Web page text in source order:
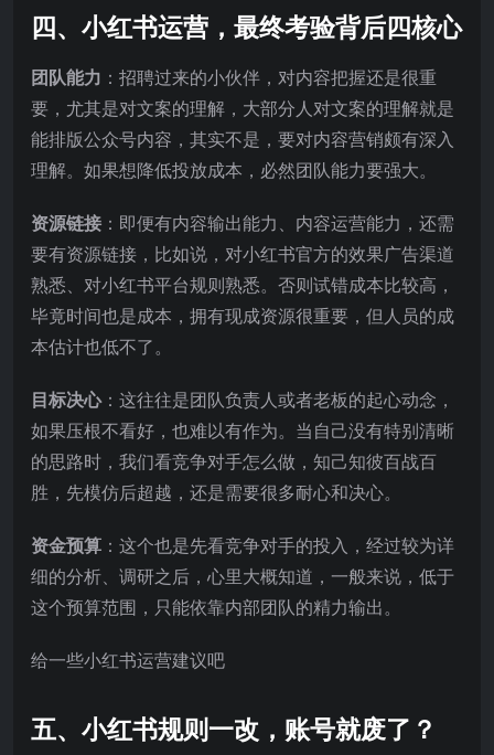
四、小红书运营，最终考验背后四核心
团队能力 ：招聘过来的小伙伴，对内容把握还是很重
要，尤其是对文案的理解，大部分人对文案的理解就是
能排版公众号内容，其实不是，要对内容营销颇有深入
理解。如果想降低投放成本，必然团队能力要强大。
资源链接 ：即便有内容输出能力、内容运营能力，还需
要有资源链接，比如说，对小红书官方的效果广告渠道
熟悉、对小红书平台规则熟悉。否则试错成本比较高，
毕竟时间也是成本，拥有现成资源很重要，但人员的成
本估计也低不了。
目标决心：这往往是团队负责人或者老板的起心动念，
如果压根不看好，也难以有作为。当自己没有特别清晰
的思路时，我们看竞争对手怎么做，知己知彼百战百
胜，先模仿后超越，还是需要很多耐心和决心。
资金预算 ：这个也是先看竞争对手的投入，经过较为详
细的分析、调研之后，心里大概知道，一般来说，低于
这个预算范围，只能依靠内部团队的精力输出。
给一些小红书运营建议吧
五、小红书规则一改，账号就废了？